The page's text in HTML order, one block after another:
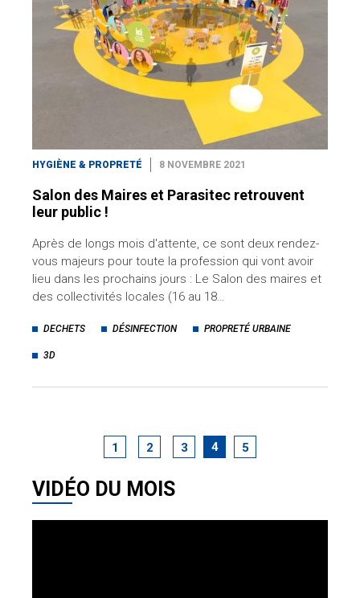
HYGIÈNE & PROPRETÉ 8 NOVEMBRE 2021
Salon des Maires et Parasitec retrouvent
leur public !
Après de longs mois d'attente, ce sont deux rendez-
vous majeurs pour toute la profession qui vont avoir
lieu dans les prochains jours : Le Salon des maires et
des collectivités locales (16 au 18…
DECHETS DÉSINFECTION PROPRETÉ URBAINE
3D
1 2 3 4 5
VIDÉO DU MOIS